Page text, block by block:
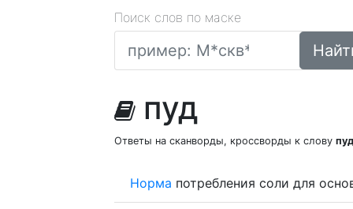
Поиск слов по маске
пуд
Ответы на сканворды, кроссворды к слову
Норма потребления соли для